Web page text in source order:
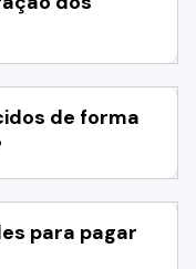
de forma
para pagar